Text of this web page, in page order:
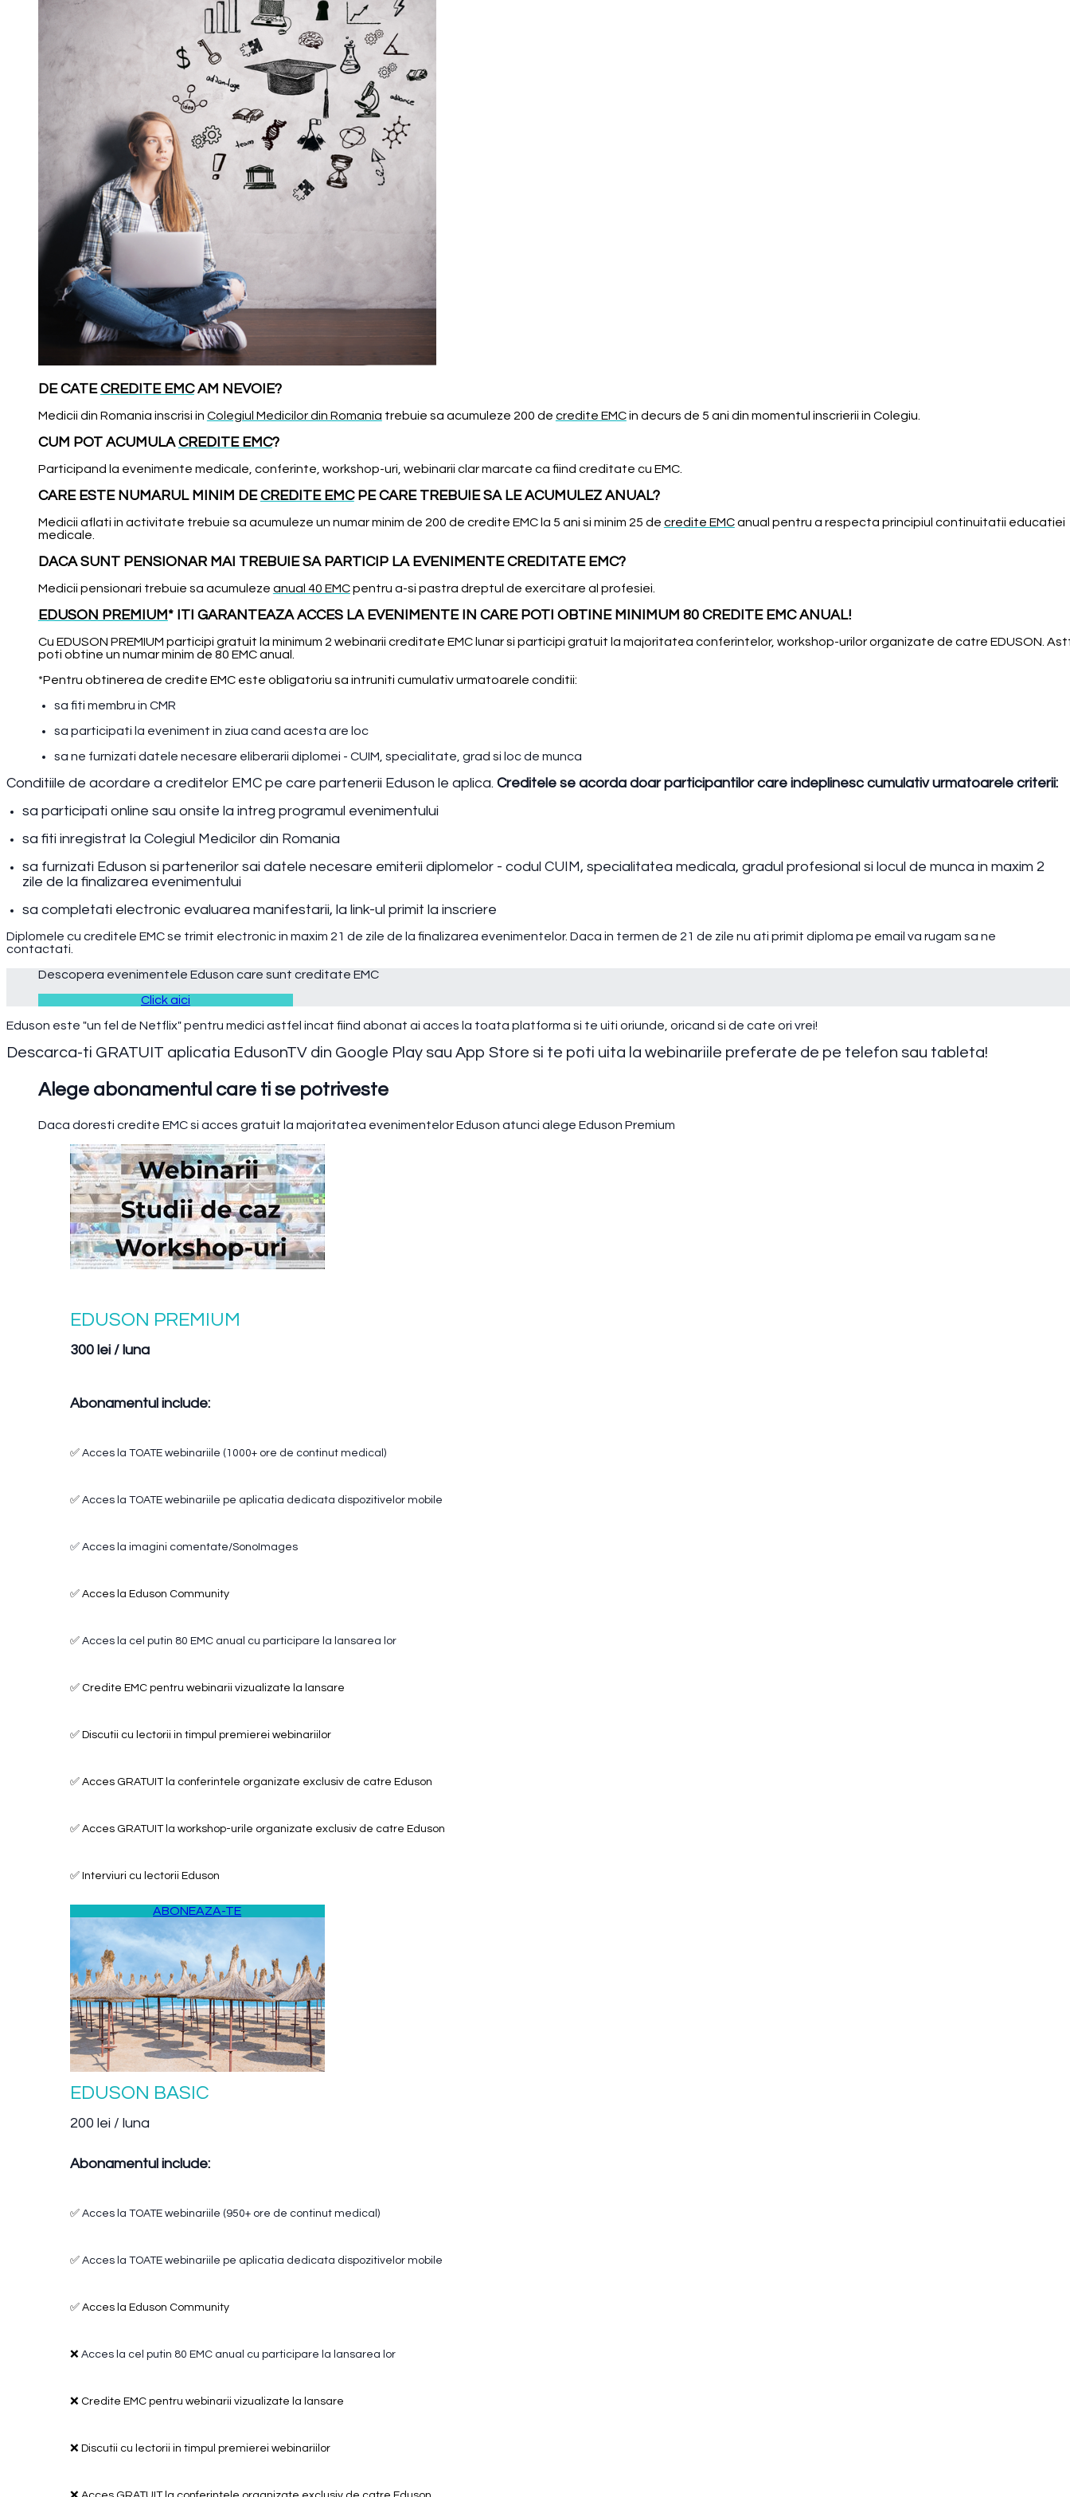
DE CATECREDITE EMCAM NEVOIE?
Medicii din Romania inscrisi in Colegiul Medicilor din Romania trebuie sa acumuleze 200 de credite EMCin decurs de 5 ani din momentul inscrierii in Colegiu.
CUM POT ACUMULACREDITE EMC?
Participand la evenimente medicale, conferinte, workshop-uri, webinarii clar marcate ca fiind creditate cu EMC.
CARE ESTE NUMARUL MINIM DECREDITE EMCPE CARE TREBUIE SA LE ACUMULEZ ANUAL?
Medicii aflati in activitate trebuie sa acumuleze un numar minim de 200 de credite EMC la 5 ani si minim 25 de credite EMCanual pentru a respecta principiul continuitatii educatiei
medicale.
DACA SUNT PENSIONAR MAI TREBUIE SA PARTICIP LA EVENIMENTE CREDITATE EMC?
Medicii pensionari trebuie sa acumuleze anual 40 EMCpentru a-si pastra dreptul de exercitare al profesiei.
EDUSON PREMIUM* ITI GARANTEAZA ACCES LA EVENIMENTE IN CARE POTI OBTINE MINIMUM 80 CREDITE EMC ANUAL!
Cu EDUSON PREMIUM participi gratuit la minimum 2 webinarii creditate EMC lunar si participi gratuit la majoritatea conferintelor, workshop-urilor organizate de catre EDUSON.
poti obtine un numar minim de 80 EMC anual.
*Pentru obtinerea de credite EMC este obligatoriu sa intruniti cumulativ urmatoarele conditii:
sa fiti membru in CMR
sa participati la eveniment in ziua cand acesta are loc
sa ne furnizati datele necesare eliberarii diplomei - CUIM, specialitate, grad si loc de munca
Conditiile de acordare a creditelor EMC pe care partenerii Eduson le aplica. Creditele se acorda doar participantilor care indeplinesc cumulativ urmatoarele criterii:
sa participati online sau onsite la intreg programul evenimentului
sa fiti inregistrat la Colegiul Medicilor din Romania
sa furnizati Eduson si partenerilor sai datele necesare emiterii diplomelor - codul CUIM, specialitatea medicala, gradul profesional si locul de munca in maxim 2
zile de la finalizarea evenimentului
sa completati electronic evaluarea manifestarii, la link-ul primit la inscriere
Diplomele cu creditele EMC se trimit electronic in maxim 21 de zile de la finalizarea evenimentelor. Daca in termen de 21 de zile nu ati primit diploma pe email va rugam sa ne
contactati.
Descopera evenimentele Eduson care sunt creditate EMC
Click aici
Eduson este "un fel de Netflix" pentru medici astfel incat fiind abonat ai acces la toata platforma si te uiti oriunde, oricand si de cate ori vrei!
Descarca-ti GRATUIT aplicatia EdusonTV din Google Play sau App Store si te poti uita la webinariile preferate de pe telefon sau tableta!
Alege abonamentul care ti se potriveste
Daca doresti credite EMC si acces gratuit la majoritatea evenimentelor Eduson atunci alege Eduson Premium
EDUSON PREMIUM
300 lei / luna
Abonamentul include:
✅ Acces la TOATE webinariile (1000+ ore de continut medical)
✅ Acces la TOATE webinariile pe aplicatia dedicata dispozitivelor mobile
✅ Acces la imagini comentate/SonoImages
✅ Acces la Eduson Community
✅ Acces la cel putin 80 EMC anual cu participare la lansarea lor
✅ Credite EMC pentru webinarii vizualizate la lansare
✅ Discutii cu lectorii in timpul premierei webinariilor
✅ Acces GRATUIT la conferintele organizate exclusiv de catre Eduson
✅ Acces GRATUIT la workshop-urile organizate exclusiv de catre Eduson
✅ Interviuri cu lectorii Eduson
ABONEAZA-TE
EDUSON BASIC
200 lei / luna
Abonamentul include:
✅ Acces la TOATE webinariile (950+ ore de continut medical)
✅ Acces la TOATE webinariile pe aplicatia dedicata dispozitivelor mobile
✅ Acces la Eduson Community
❌ Acces la cel putin 80 EMC anual cu participare la lansarea lor
❌ Credite EMC pentru webinarii vizualizate la lansare
❌ Discutii cu lectorii in timpul premierei webinariilor